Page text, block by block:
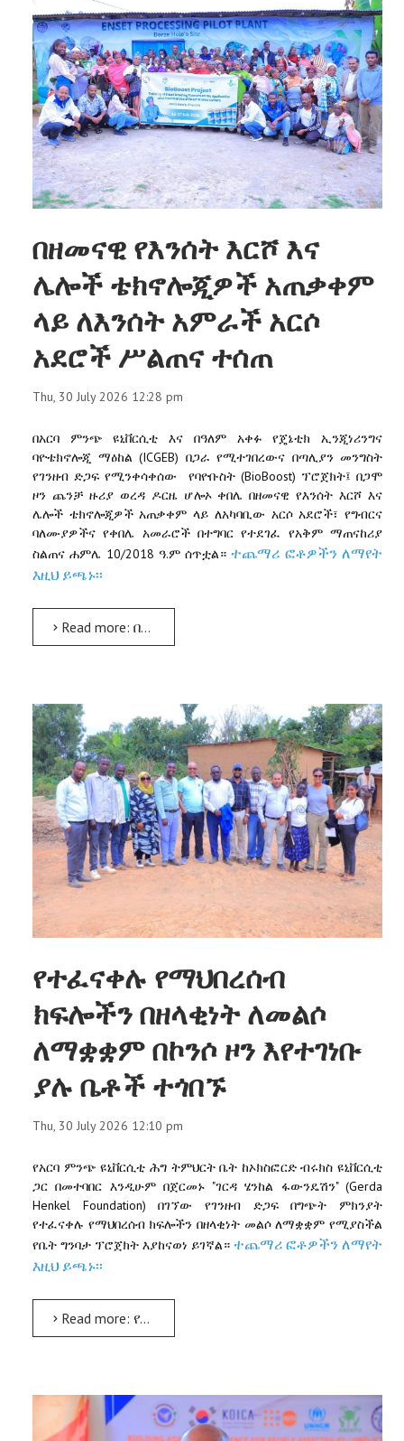
በዘመናዊ የእንሰት እርሾ እና
ሌሎች ቴክኖሎጂዎች አጠቃቀም
ላይ ለእንሰት አምራች አርሶ
አደሮች ሥልጠና ተሰጠ
Thu, 30 July 2026 12:28 pm
በአርባ ምንጭ ዩኒቨርሲቲ እና በዓለም አቀፉ የጄኔቲክ
ኢንጂነሪንግና
ባዮቴክኖሎጂ ማዕከል (ICGEB) በጋራ የሚተገበረውና በጣሊያን መንግስት
የገንዘብ ድጋፍ የሚንቀሳቀሰው የባዮቡስት(BioBoost) ፕሮጀክት፤ በጋሞ
ዞን ጨንቻ ዙሪያ ወረዳ ዶርዜ ሆሎኦ ቀበሌ በዘመናዊ የእንሰት እርሾ እና
ሌሎች ቴክኖሎጂዎች አጠቃቀም ላይ ለአካባቢው አርሶ አደሮች፣ የግብርና
ባለሙያዎችና የቀበሌ አመራሮች በተግባር የተደገፈ የአቅም ማጠናከሪያ
ስልጠና ሐምሌ 10/2018 ዓ.ም ሰጥቷል።ተጨማሪ ፎቶዎችን ለማየት
እዚህ ይጫኑ፡፡
Read more: በዘመናዊ የእንሰት እርሾ እና ሌሎች ቴክኖሎጂዎች አጠቃቀም ላይ ለእንሰት አምራች አርሶ አደሮች ሥልጠና ተሰጠ
የተፈናቀሉ የማህበረሰብ
ክፍሎችን በዘላቂነት ለመልሶ
ለማቋቋም በኮንሶ ዞን እየተገነቡ
ያሉ ቤቶች ተጎበኙ
Thu, 30 July 2026 12:10 pm
የአርባ ምንጭ ዩኒቨርሲቲ ሕግ ትምህርት ቤት ከኦክስፎርድ ብሩክስ ዩኒቨርሲቲ
ጋር በመተባበር እንዲሁም በጀርመኑ "ገርዳ ሄንከል ፋውንዴሽን" (Gerda
Henkel Foundation)በገኘው የገንዘብ ድጋፍ በግጭት
ምክንያት
የተፈናቀሉ የማህበረሰብ ክፍሎችን በዘላቂነት መልሶ ለማቋቋም የሚያስችል
የቤት ግንባታ ፕሮጀክት እያከናወነ ይገኛል። ተጨማሪ ፎቶዎችን ለማየት
እዚህ ይጫኑ፡፡
Read more: የተፈናቀሉ የማህበረሰብ ክፍሎችን በዘላቂነት ለመልሶ ለማቋቋም በኮንሶ ዞን እየተገነቡ ያሉ ቤቶች ተጎበኙ